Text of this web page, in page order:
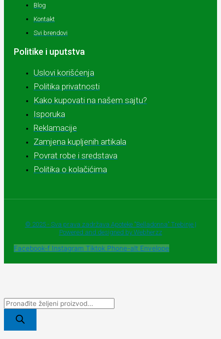
Blog
Kontakt
Svi brendovi
Politike i uputstva
Uslovi korišćenja
Politika privatnosti
Kako kupovati na našem sajtu?
Isporuka
Reklamacije
Zamjena kupljenih artikala
Povrat robe i sredstava
Politika o kolačićima
© 2025 - Sva prava zadržava Apoteke "Belladonna" Trebinje |
Powered and designed by Webherzz
Facebook-f Instagram Tiktok Phone-alt Envelope